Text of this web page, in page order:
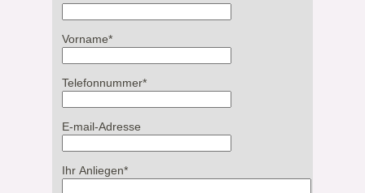
Vorname*
Telefonnummer*
E-mail-Adresse
Ihr Anliegen*